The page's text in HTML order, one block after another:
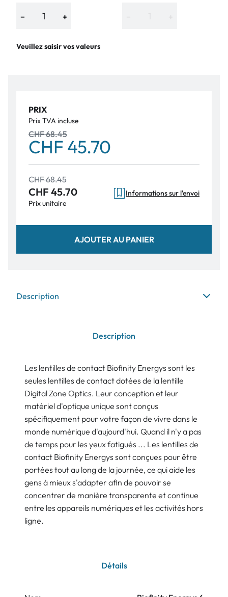
− +
Veuillez saisir vos valeurs
PRIX
Prix TVA incluse
CHF 68.45
CHF 45.70
CHF 68.45
CHF 45.70
Prix unitaire
Informations sur l'envoi
AJOUTER AU PANIER
Description
Description
Les lentilles de contact Biofinity Energys sont les
seules lentilles de contact dotées de la lentille
Digital Zone Optics. Leur conception et leur
matériel d'optique unique sont conçus
spécifiquement pour votre façon de vivre dans le
monde numérique d'aujourd'hui. Quand il n'y a pas
de temps pour les yeux fatigués ... Les lentilles de
contact Biofinity Energys sont conçues pour être
portées tout au long de la journée, ce qui aide les
gens à mieux s'adapter afin de pouvoir se
concentrer de manière transparente et continue
entre les appareils numériques et les activités hors
ligne.
Détails